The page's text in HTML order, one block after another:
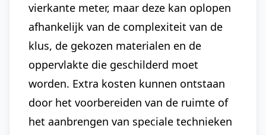
vierkante meter, maar deze kan oplopen
afhankelijk van de complexiteit van de
klus, de gekozen materialen en de
oppervlakte die geschilderd moet
worden. Extra kosten kunnen ontstaan
door het voorbereiden van de ruimte of
het aanbrengen van speciale technieken